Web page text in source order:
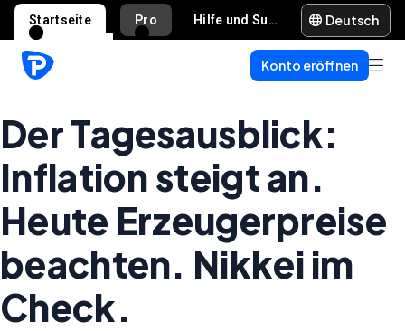
Startseite Pro Hilfe und Support Deutsch
Konto eröffnen
Der Tagesausblick:
Inflation steigt an.
Heute Erzeugerpreise
beachten. Nikkei im
Check.